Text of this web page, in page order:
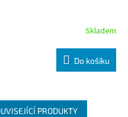
Skladem
Do košíku
PRODUKTY